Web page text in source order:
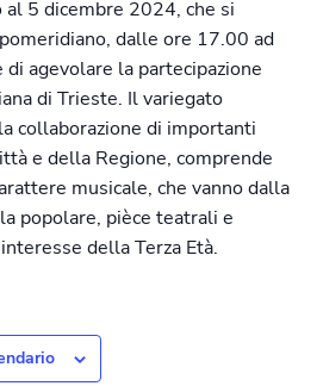
5 dicembre 2024, che si
dalle ore 17.00 ad
agevolare la partecipazione
di Trieste. Il variegato
collaborazione di importanti
e della Regione, comprende
musicale, che vanno dalla
popolare, pièce teatrali e
della Terza Età.